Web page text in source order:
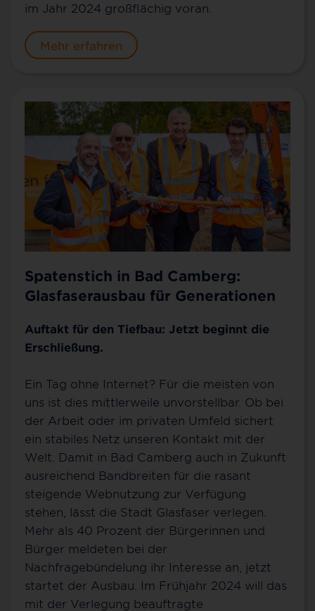
im Jahr 2024 großflächig voran.
Mehr erfahren
Spatenstich in Bad Camberg:
Glasfaserausbau für Generationen
Auftakt für den Tiefbau: Jetzt beginnt die
Erschließung.
Ein Tag ohne Internet? Für die meisten von
uns ist dies mittlerweile unvorstellbar. Ob bei
der Arbeit oder im privaten Umfeld sichert
ein stabiles Netz unseren Kontakt mit der
Welt. Damit in Bad Camberg auch in Zukunft
ausreichend Bandbreiten für die rasant
steigende Webnutzung zur Verfügung
stehen, lässt die Stadt Glasfaser verlegen.
Mehr als 40 Prozent der Bürgerinnen und
Bürger meldeten bei der
Nachfragebündelung ihr Interesse an, jetzt
startet der Ausbau. Im Frühjahr 2024 will das
mit der Verlegung beauftragte